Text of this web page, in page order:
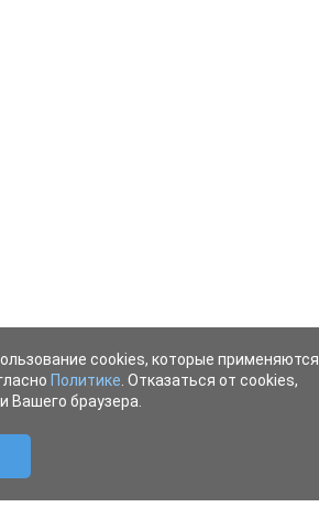
cookies, которые применяются
Политике . Отказаться от cookies,
Вашего браузера.